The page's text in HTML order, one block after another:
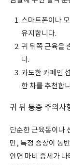
스마트폰이나
유지합니다.
귀 뒤쪽 근육을
다.
과도한 카페인
한 차를 추천합
귀 뒤 통증 주의사
단순한 근육통이나
만, 특정 증상이 동
안면 마비 증세가